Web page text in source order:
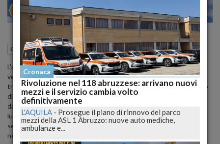
MILANO 20
Cronaca Roccaraso (AQ) 09 Agosto 2023 16:19
L'autore del video controverso in cui un'orsa con il suo cucciolo
veniva inseguita da un'auto è stato individuato e denunciato. Si
tratta di un uomo di 61 anni, residente a Pescocostanzo, accusato
di maltrattamenti nei confronti degli animali. L'indagine, condotta
dai carabinieri forestali della Stazione di Roccaraso, ha portato alla
luce l'identità dell'uomo dopo una serie di attività investigative e il
sequestro del suo telefono cellulare e del veicolo utilizzato
nell'episodio.
Cronaca
Rivoluzione nel 118 abruzzese: arrivano nuovi
mezzi e il servizio cambia volto
definitivamente
L'AQUILA - Prosegue il piano di rinnovo del parco
mezzi della ASL 1 Abruzzo: nuove auto mediche,
ambulanze e...